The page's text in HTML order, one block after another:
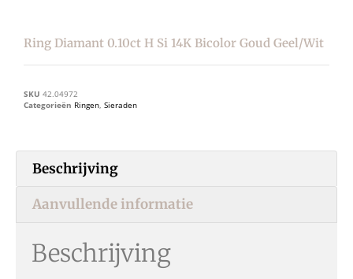
Ring Diamant 0.10ct H Si 14K Bicolor Goud Geel/wit
SKU 42.04972
Categorieën Ringen, Sieraden
Beschrijving
Aanvullende informatie
Beschrijving